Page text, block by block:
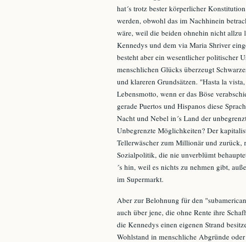
hat´s trotz bester körperlicher
werden, obwohl das im Nachhinein
wäre, weil die beiden ohnehin nicht allzu
Kennedys und dem via Maria Shriver
besteht aber ein wesentlicher politischer
menschlichen Glücks überzeugt
und klareren Grundsätzen. "Hasta la
Lebensmotto, wenn er das Böse
gerade Puertos und Hispanos diese
Nacht und Nebel in´s Land der
Unbegrenzte Möglichkeiten? Der
Tellerwäscher zum Millionär und zurück,
Sozialpolitik, die nie unverblümt
´s hin, weil es nichts zu nehmen gibt,
im Supermarkt.
Aber zur Belohnung für den
auch über jene, die ohne Rente ihre
die Kennedys einen eigenen Strand
Wohlstand in menschliche Abgründe